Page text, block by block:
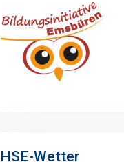
HSE-Wetter